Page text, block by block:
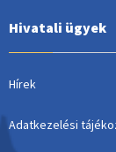
Hivatali ügyek
Hírek
Adatkezelési